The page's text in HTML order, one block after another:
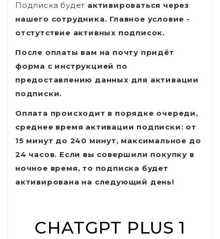
Подписка будет активироваться через
нашего сотрудника. Главное условие -
отстутствие активных подписок.
После оплаты вам на почту придёт
форма с инструкцией по
предоставлению данных для активации
подписки.
Оплата происходит в порядке очереди,
среднее время активации подписки: от
15 минут до 240 минут, максимальное до
24 часов. Если вы совершили покупку в
ночное время, то подписка будет
активирована на следующий день!
CHATGPT PLUS 1